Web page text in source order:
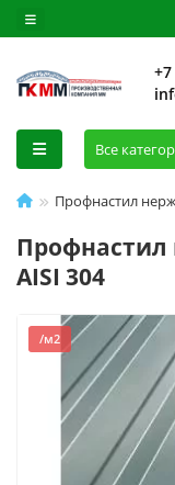
Все
Профнастил
AISI 304
/м2